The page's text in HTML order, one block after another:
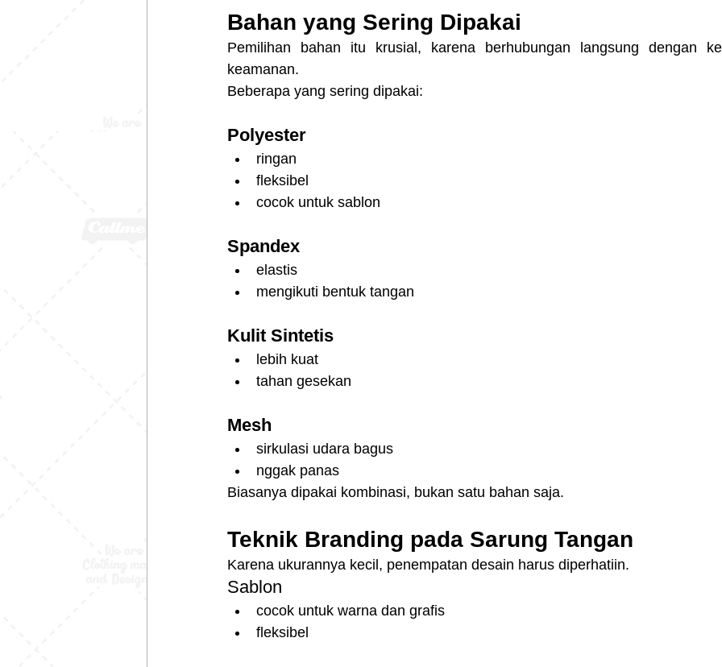
Bahan yang Sering Dipakai
Pemilihan bahan itu krusial, karena berhubungan langsung dengan
keamanan.
Beberapa yang sering dipakai:
Polyester
ringan
fleksibel
cocok untuk sablon
Spandex
elastis
mengikuti bentuk tangan
Kulit Sintetis
lebih kuat
tahan gesekan
Mesh
sirkulasi udara bagus
nggak panas
Biasanya dipakai kombinasi, bukan satu bahan saja.
Teknik Branding pada Sarung Tangan
Karena ukurannya kecil, penempatan desain harus diperhatiin.
Sablon
cocok untuk warna dan grafis
fleksibel